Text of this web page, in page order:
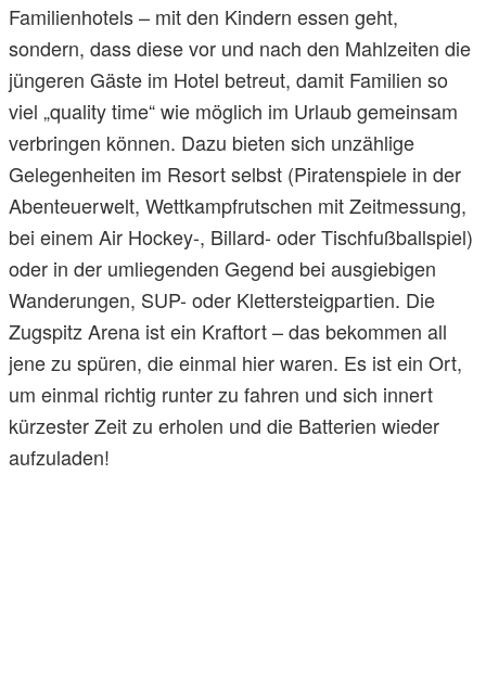
Familienhotels – mit den Kindern essen geht,
sondern, dass diese vor und nach den Mahlzeiten die
jüngeren Gäste im Hotel betreut, damit Familien so
viel „quality time“ wie möglich im Urlaub gemeinsam
verbringen können. Dazu bieten sich unzählige
Gelegenheiten im Resort selbst (Piratenspiele in der
Abenteuerwelt, Wettkampfrutschen mit Zeitmessung,
bei einem Air Hockey-, Billard- oder Tischfußballspiel)
oder in der umliegenden Gegend bei ausgiebigen
Wanderungen, SUP- oder Klettersteigpartien. Die
Zugspitz Arena ist ein Kraftort – das bekommen all
jene zu spüren, die einmal hier waren. Es ist ein Ort,
um einmal richtig runter zu fahren und sich innert
kürzester Zeit zu erholen und die Batterien wieder
aufzuladen!